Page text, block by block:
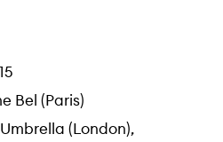
Bel (Paris)
(London),